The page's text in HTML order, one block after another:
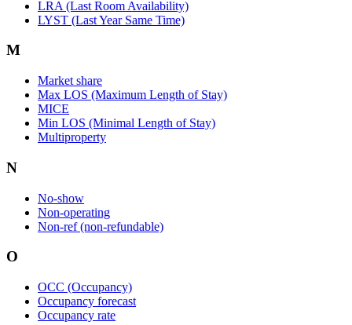
LRA (Last Room Availability)
LYST (Last Year Same Time)
M
Market share
Max LOS (Maximum Length of Stay)
MICE
Min LOS (Minimal Length of Stay)
Multiproperty
N
No-show
Non-operating
Non-ref (non-refundable)
O
OCC (Occupancy)
Occupancy forecast
Occupancy rate